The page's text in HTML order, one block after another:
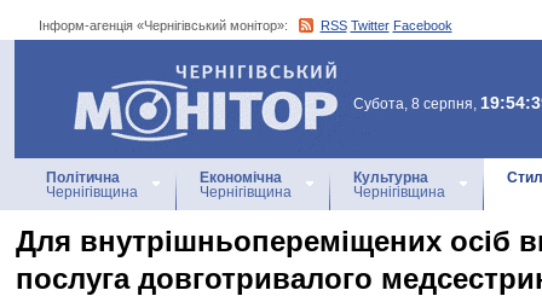
Інформ-агенція «Чернігівський монітор»: RSS Twitter Facebook
Інформ-агенція
«Чернігівський монітор»
Субота, 8 серпня,
Політична
Чернігівщина
Економічна
Чернігівщина
Культурна
Чернігівщина
Для внутрішньопереміщених осіб
послуга довготривалого